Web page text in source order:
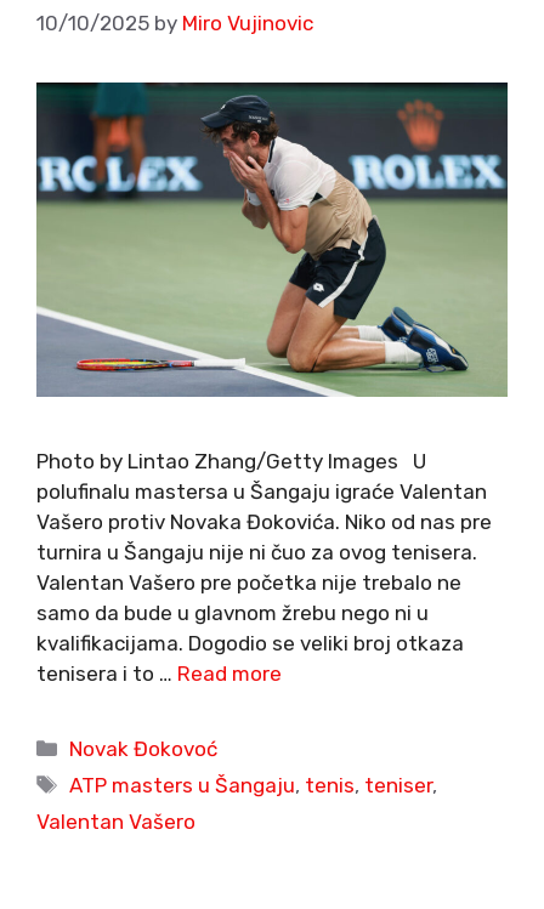
10/10/2025 by Miro Vujinovic
Photo by Lintao Zhang/Getty Images U
polufinalu mastersa u Šangaju igraće Valentan
Vašero protiv Novaka Đokovića. Niko od nas pre
turnira u Šangaju nije ni čuo za ovog tenisera.
Valentan Vašero pre početka nije trebalo ne
samo da bude u glavnom žrebu nego ni u
kvalifikacijama. Dogodio se veliki broj otkaza
tenisera i to … Read more
Categories
Novak Đokovoć
Tags
ATP masters u Šangaju, tenis, teniser,
Valentan Vašero